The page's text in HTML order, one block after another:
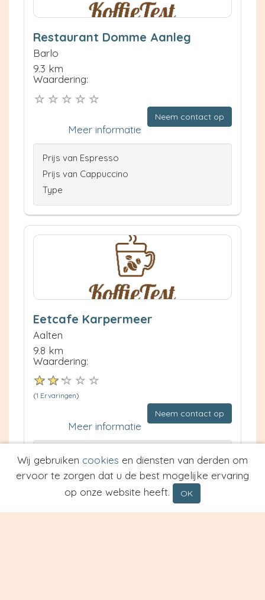
Restaurant Domme Aanleg
Barlo
9.3 km
Waardering:
Neem contact op
Meer informatie
Prijs van Espresso
Prijs van Cappuccino
Type
Eetcafe Karpermeer
Aalten
9.8 km
Waardering:
(1 Ervaringen)
Neem contact op
Meer informatie
Prijs van Espresso
Prijs van Cappuccino
Wij gebruiken cookies en diensten van derden om
ervoor te zorgen dat u de best mogelijke ervaring
op onze website heeft.
OK